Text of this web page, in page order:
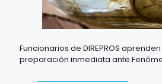
Funcionarios de DIREPROS
preparación inmediata ante